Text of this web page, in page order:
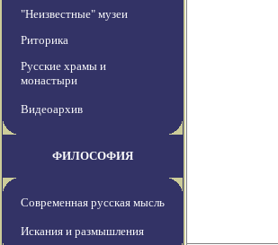
"Неизвестные" музеи
Риторика
Русские храмы и
монастыри
Видеоархив
ФИЛОСОФИЯ
Современная русская мысль
Искания и размышления